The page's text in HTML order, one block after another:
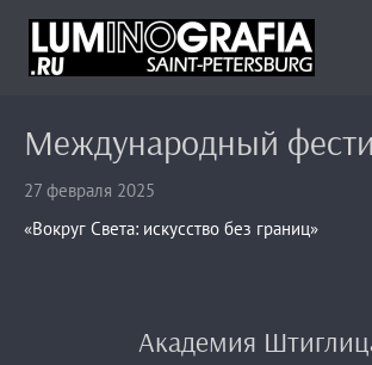
Международный
27 февраля 2025
«Вокруг Света: искусство без границ»
Академия